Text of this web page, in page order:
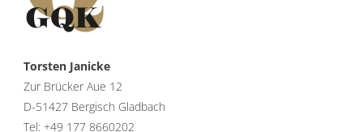
Torsten Janicke
Zur Brücker Aue 12
D-51427 Bergisch Gladbach
Tel: +49 177 8660202